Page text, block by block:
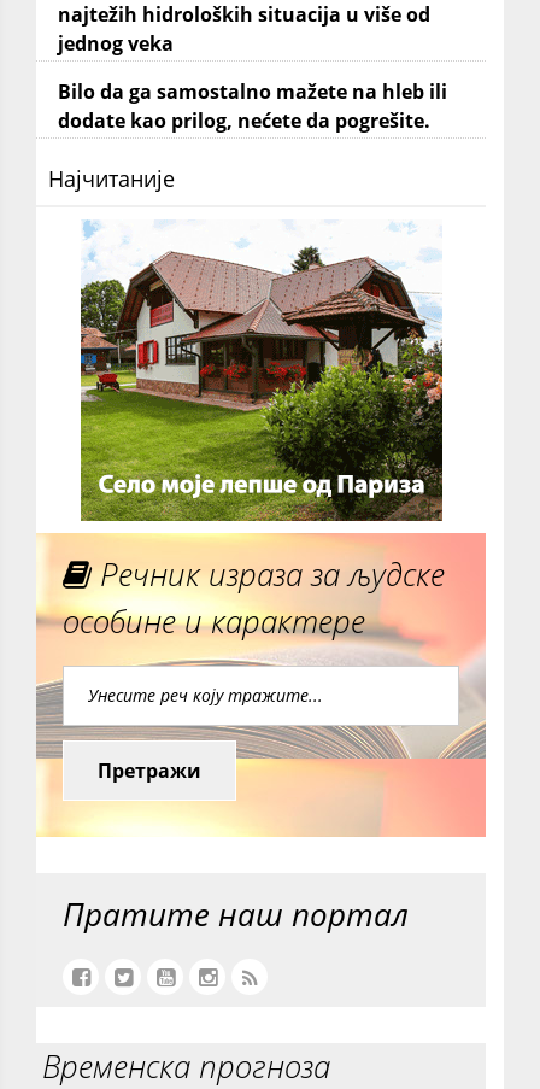
najtežih hidroloških situacija u više od
jednog veka
Bilo da ga samostalno mažete na hleb ili
dodate kao prilog, nećete da pogrešite.
Најчитаније
Речник израза за људске
особине и карактере
Претражи
Пратите наш портал
Временска прогноза